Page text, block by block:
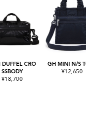
CRO
SSBODY
¥18,700
GH MINI N/S
¥12,650